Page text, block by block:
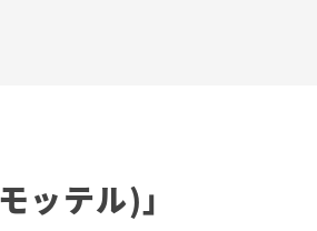
ッテル)」